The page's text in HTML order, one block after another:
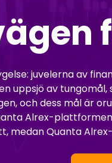
juvelerna av
uppsjö av
och dess mål är
Alrex-
medan Quanta